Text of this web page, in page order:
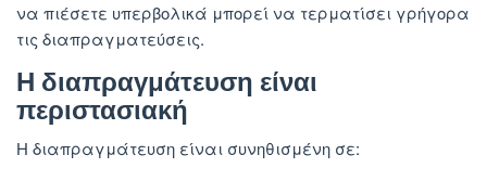
να πιέσετε υπερβολικά μπορεί να τερματίσει γρήγορα
τις διαπραγματεύσεις.
Η διαπραγμάτευση είναι
περιστασιακή
Η διαπραγμάτευση είναι συνηθισμένη σε: